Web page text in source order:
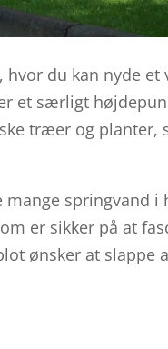
hvor du kan nyde
et særligt
træer og planter,
springvand i
er sikker på at
ønsker at slappe